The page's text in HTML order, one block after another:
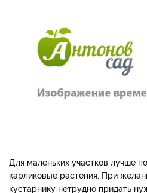
Для маленьких участков лучше
карликовые растения. При
кустарнику нетрудно придать